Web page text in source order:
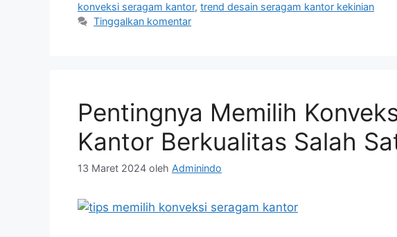
konveksi seragam kantor, trend desain seragam kantor kekinian
Tinggalkan komentar
Pentingnya Memilih
Kantor Berkualitas Salah
13 Maret 2024 oleh Adminindo